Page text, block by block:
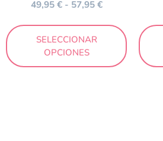
49,95€ - 57,95€
SELECCIONAR
OPCIONES